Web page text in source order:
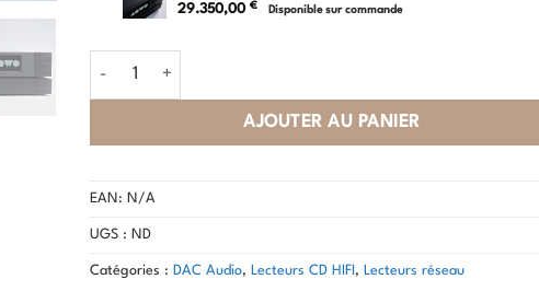
29.350,00 € Disponible sur commande
quantité de Métronome Technologie - c|AQWO 2
AJOUTER AU PANIER
EAN: N/A
UGS : ND
Catégories : DAC Audio, Lecteurs CD HIFI , Lecteurs réseau